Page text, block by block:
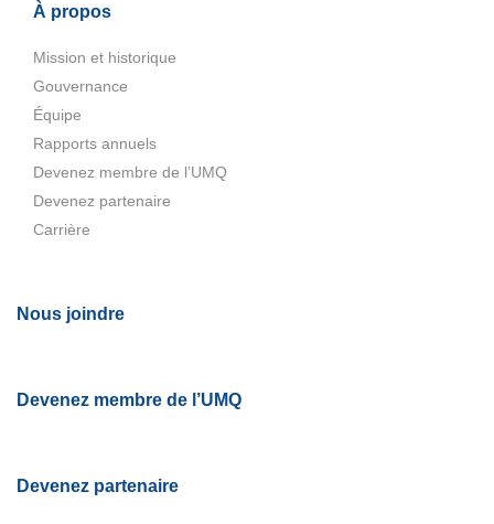
À propos
Mission et historique
Gouvernance
Équipe
Rapports annuels
Devenez membre de l’UMQ
Devenez partenaire
Carrière
Nous joindre
Devenez membre de l’UMQ
Devenez partenaire